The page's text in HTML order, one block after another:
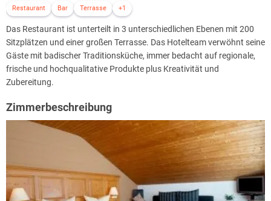
Restaurant Bar Terrasse +1
Das Restaurant ist unterteilt in 3 unterschiedlichen Ebenen mit 200
Sitzplätzen und einer großen Terrasse. Das Hotelteam verwöhnt seine
Gäste mit badischer Traditionsküche, immer bedacht auf regionale,
frische und hochqualitative Produkte plus Kreativität und
Zubereitung.
Zimmerbeschreibung